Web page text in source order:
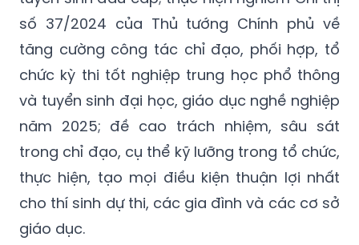
các nhiệm vụ, giải pháp, tổ chức Kỳ thi và
tuyển sinh đầu cấp; thực hiện nghiêm Chỉ thị
số 37/2024 của Thủ tướng Chính phủ về
tăng cường công tác chỉ đạo, phối hợp, tổ
chức kỳ thi tốt nghiệp trung học phổ thông
và tuyển sinh đại học, giáo dục nghề nghiệp
năm 2025; đề cao trách nhiệm, sâu sát
trong chỉ đạo, cụ thể kỹ lưỡng trong tổ chức,
thực hiện, tạo mọi điều kiện thuận lợi nhất